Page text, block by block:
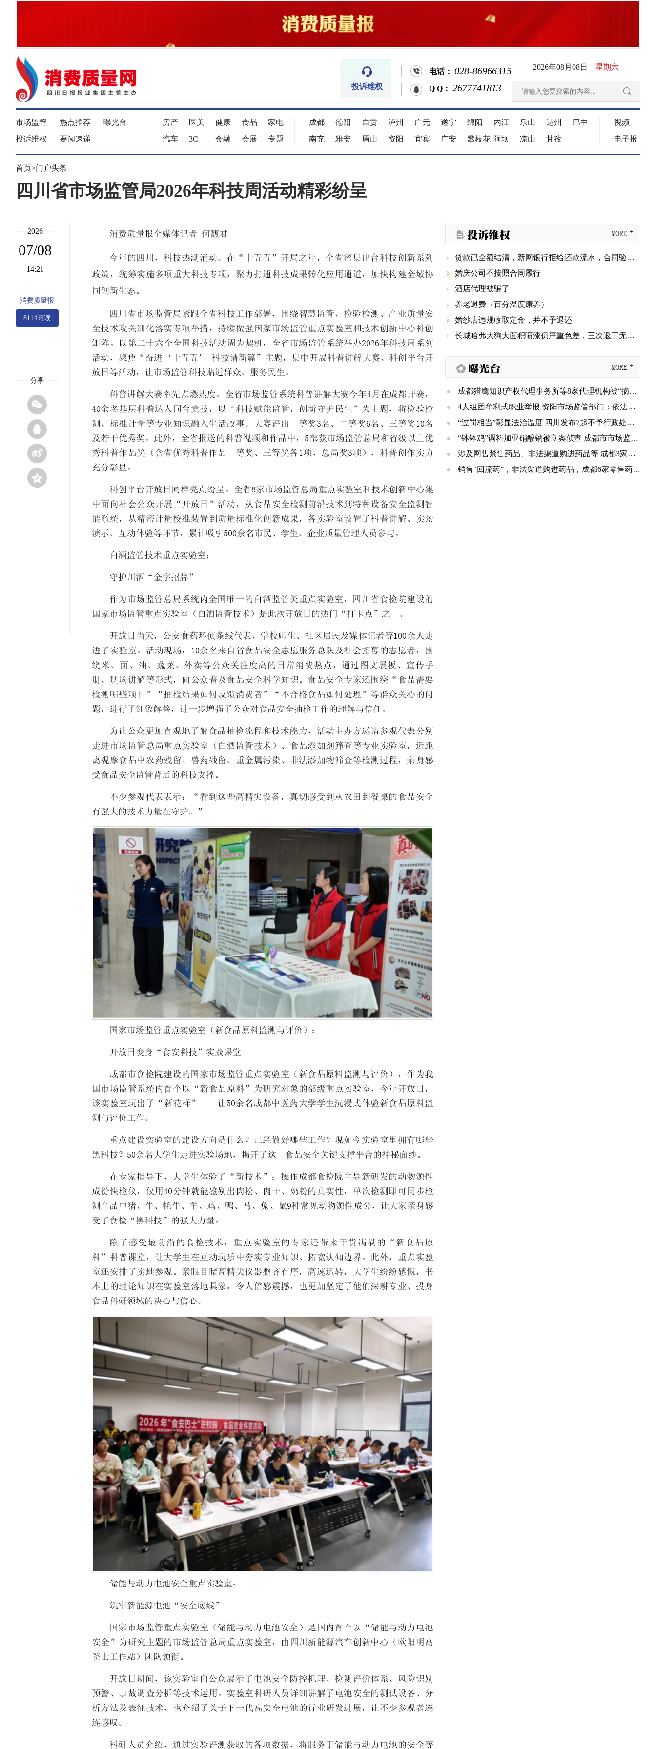

投诉维权
 电话： 028-86966315
Q Q： 2677741813
2026年08月08日 星期六

市场监管 热点推荐
曝光台
投诉维权
要闻速递
房产 医美 健康 食品
家电
汽车
3C 金融 会展 专题
成都 德阳 自贡 泸州 广元 遂宁 绵阳 内江 乐山 达州
巴中
南充
雅安 眉山 资阳 宜宾 广安 攀枝花 阿坝 凉山 甘孜
视频
电子报
首页>门户头条
四川省市场监管局2026年科技周活动精彩纷呈
2026
07/08
14:21
消费质量报
8114阅读
分享




消费质量报全媒体记者 何馥君
今年的四川，科技热潮涌动。在“十五五”开局之年，全省密集出台科技创新系列
政策，统筹实施多项重大科技专项，聚力打通科技成果转化应用通道，加快构建全域协
同创新生态。
四川省市场监管局紧跟全省科技工作部署，围绕智慧监管、检验检测、产业质量安
全技术攻关细化落实专项举措，持续做强国家市场监管重点实验室和技术创新中心科创
矩阵。以第二十六个全国科技活动周为契机，全省市场监管系统举办2026年科技周系列
活动，聚焦“奋进‘十五五’ 科技谱新篇”主题，集中开展科普讲解大赛、科创平台开
放日等活动，让市场监管科技贴近群众、服务民生。
科普讲解大赛率先点燃热度。全省市场监管系统科普讲解大赛今年4月在成都开赛，
40余名基层科普达人同台竞技，以“科技赋能监管，创新守护民生”为主题，将检验检
测、标准计量等专业知识融入生活故事。大赛评出一等奖3名、二等奖6名、三等奖10名
及若干优秀奖。此外，全省报送的科普视频和作品中，5部获市场监管总局和省级以上优
秀科普作品奖（含省优秀科普作品一等奖、三等奖各1项，总局奖3项），科普创作实力
充分彰显。
科创平台开放日同样亮点纷呈。全省8家市场监管总局重点实验室和技术创新中心集
中面向社会公众开展“开放日”活动，从食品安全检测前沿技术到特种设备安全监测智
能系统，从精密计量校准装置到质量标准化创新成果，各实验室设置了科普讲解、实景
演示、互动体验等环节，累计吸引500余名市民、学生、企业质量管理人员参与。
白酒监管技术重点实验室：
守护川酒“金字招牌”
作为市场监管总局系统内全国唯一的白酒监管类重点实验室，四川省食检院建设的
国家市场监管重点实验室（白酒监管技术）是此次开放日的热门“打卡点”之一。
开放日当天，公安食药环侦条线代表、学校师生、社区居民及媒体记者等100余人走
进了实验室。活动现场，10余名来自省食品安全志愿服务总队及社会招募的志愿者，围
绕米、面、油、蔬菜、外卖等公众关注度高的日常消费热点，通过图文展板、宣传手
册、现场讲解等形式，向公众普及食品安全科学知识。食品安全专家还围绕“食品需要
检测哪些项目”“抽检结果如何反馈消费者”“不合格食品如何处理”等群众关心的问
题，进行了细致解答，进一步增强了公众对食品安全抽检工作的理解与信任。
为让公众更加直观地了解食品抽检流程和技术能力，活动主办方邀请参观代表分别
走进市场监管总局重点实验室（白酒监管技术）、食品添加剂筛查等专业实验室，近距
离观摩食品中农药残留、兽药残留、重金属污染、非法添加物筛查等检测过程，亲身感
受食品安全监管背后的科技支撑。
不少参观代表表示：“看到这些高精尖设备，真切感受到从农田到餐桌的食品安全
有强大的技术力量在守护。”
国家市场监管重点实验室（新食品原料监测与评价）：
开放日变身“食安科技”实践课堂
成都市食检院建设的国家市场监管重点实验室（新食品原料监测与评价），作为我
国市场监管系统内首个以“新食品原料”为研究对象的部级重点实验室，今年开放日，
该实验室玩出了“新花样”——让50余名成都中医药大学学生沉浸式体验新食品原料监
测与评价工作。
重点建设实验室的建设方向是什么？已经做好哪些工作？现如今实验室里拥有哪些
黑科技？50余名大学生走进实验场地，揭开了这一食品安全关键支撑平台的神秘面纱。
在专家指导下，大学生体验了“新技术”：操作成都食检院主导新研发的动物源性
成份快检仪，仅用40分钟就能鉴别出肉松、肉干、奶粉的真实性，单次检测即可同步检
测产品中猪、牛、牦牛、羊、鸡、鸭、马、兔、鼠9种常见动物源性成分，让大家亲身感
受了食检“黑科技”的强大力量。
除了感受最前沿的食检技术，重点实验室的专家还带来干货满满的“新食品原
料”科普课堂，让大学生在互动玩乐中夯实专业知识、拓宽认知边界。此外，重点实验
室还安排了实地参观。亲眼目睹高精尖仪器整齐有序，高速运转，大学生纷纷感慨，书
本上的理论知识在实验室落地具象，令人倍感震撼，也更加坚定了他们深耕专业、投身
食品科研领域的决心与信心。
储能与动力电池安全重点实验室：
筑牢新能源电池“安全底线”
国家市场监管重点实验室（储能与动力电池安全）是国内首个以“储能与动力电池
安全”为研究主题的市场监管总局重点实验室，由四川新能源汽车创新中心（欧阳明高
院士工作站）团队领衔。
开放日期间，该实验室向公众展示了电池安全防控机理、检测评价体系、风险识别
预警、事故调查分析等技术运用。实验室科研人员详细讲解了电池安全的测试设备、分
析方法及表征技术，也介绍了关于下一代高安全电池的行业研发进展，让不少参观者连
连感叹。
科研人员介绍，通过实验评测获取的各项数据，将服务于储能与动力电池的安全等
 投诉维权 MORE
 贷款已全额结清，新网银行拒给还款流水，合同验签显示被篡改
 婚庆公司不按照合同履行
 酒店代理被骗了
 养老退费（百分温度康养）
 婚纱店违规收取定金，并不予退还
 长城哈弗大狗大面积喷漆仍严重色差，三次返工无果还要第四次，厂家和4S店推诿不管！
曝光台 MORE
成都猎鹰知识产权代理事务所等8家代理机构被“摘牌” 三年内不得重新申请登记
4人组团牟利式职业举报 资阳市场监管部门：依法规制、不予奖励
“过罚相当”彰显法治温度 四川发布7起不予行政处罚典型案例
“钵钵鸡”调料加亚硝酸钠被立案侦查 成都市市场监管局公布一批典型案例
涉及网售禁售药品、非法渠道购进药品等 成都3家医疗机构被处罚
销售“回流药”，非法渠道购进药品，成都6家零售药店、诊所被罚